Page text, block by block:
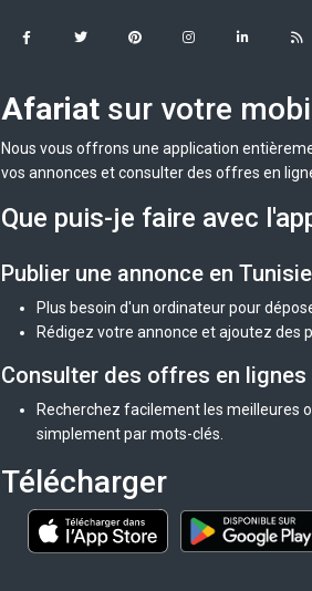
Afariat sur votre
Nous vous offrons une application
vos annonces et consulter des offres en
Que puis-je faire avec
Publier une annonce en Tunisie
Plus besoin d'un ordinateur pour
Rédigez votre annonce et ajoutez des
Consulter des offres en lignes
Recherchez facilement les meilleures
simplement par mots-clés.
Télécharger